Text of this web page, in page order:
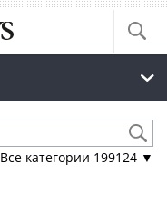
Все категории 199124 ▼